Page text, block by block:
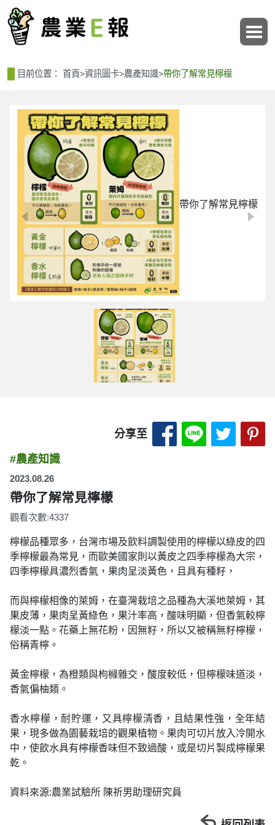
目前位置： 首頁>資訊圖卡>農產知識>帶你了解常見檸檬
帶你了解常見檸檬
分享至 分享至 Facebook-
分享至分享
#農產知識
2023.08.26
帶你了解常見檸檬
觀看次數:4337
檸檬品種眾多，台灣市場及飲料調製使用的檸檬以綠皮的四
季檸檬最為常見，而歐美國家則以黃皮之四季檸檬為大宗，
四季檸檬具濃烈香氣，果肉呈淡黃色，且具有種籽，
而與檸檬相像的萊姆，在臺灣栽培之品種為大溪地萊姆，其
果皮薄，果肉呈黃綠色，果汁率高，酸味明顯，但香氣較檸
檬淡一點。花藥上無花粉，因無籽，所以又被稱無籽檸檬，
俗稱青檸。
黃金檸檬，為橙類與枸櫞雜交，酸度較低，但檸檬味道淡，
香氣偏柚類。
香水檸檬，耐貯運，又具檸檬清香，且結果性強，全年結
果，現多做為園藝栽培的觀果植物。果肉可切片放入冷開水
中，使飲水具有檸檬香味但不致過酸，或是切片製成檸檬果
乾。
資料來源:農業試驗所 陳祈男助理研究員